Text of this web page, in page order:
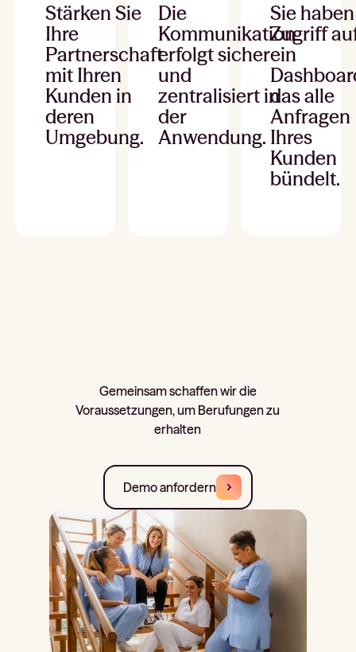
Stärken Sie
Ihre
Partnerschaft
mit Ihren
Kunden in
deren
Umgebung.
Die
Kommunikation
erfolgt sicher
und
zentralisiert in
der
Anwendung.
Sie haben
Zugriff
ein
das alle
Anfragen
Ihres
Kunden
bündelt.
Gemeinsam schaffen wir die
Voraussetzungen, um Berufungen zu
erhalten
Demo anfordern